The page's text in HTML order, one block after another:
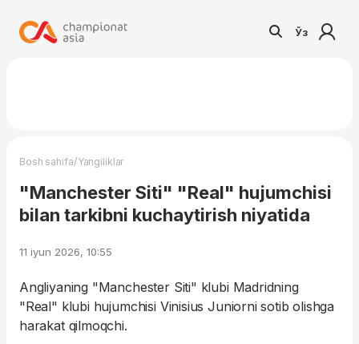
Ўз
Bosh sahifa/Yangiliklar
"Manchester Siti" "Real" hujumchisi
bilan tarkibni kuchaytirish niyatida
11 iyun 2026, 10:55
Angliyaning "Manchester Siti" klubi Madridning
"Real" klubi hujumchisi Vinisius Juniorni sotib olishga
harakat qilmoqchi.